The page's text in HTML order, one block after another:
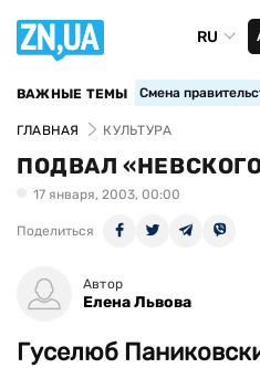
RU
ВАЖНЫЕ ТЕМЫ Смена
ГЛАВНАЯ КУЛЬТУРА
ПОДВАЛ
17 января, 2003, 00:00
Поделиться
Автор
Елена Львова
Гуселюб